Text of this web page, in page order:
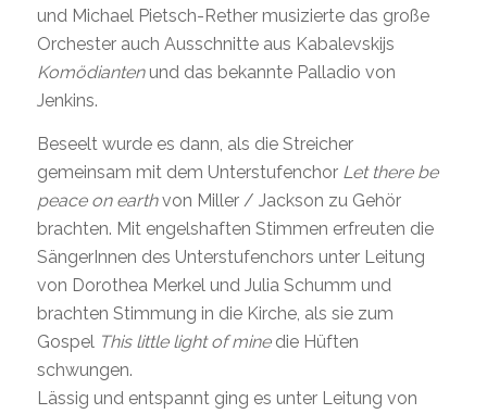
und Michael Pietsch-Rether musizierte das große
Orchester auch Ausschnitte aus Kabalevskijs
Komödiantenund das bekannte Palladio von
Jenkins.
Beseelt wurde es dann, als die Streicher
gemeinsam mit dem Unterstufenchor Let there be
peace on earthvon Miller / Jackson zu Gehör
brachten. Mit engelshaften Stimmen erfreuten die
SängerInnen des Unterstufenchors unter Leitung
von Dorothea Merkel und Julia Schumm und
brachten Stimmung in die Kirche, als sie zum
Gospel This little light of minedie Hüften
schwungen.
Lässig und entspannt ging es unter Leitung von